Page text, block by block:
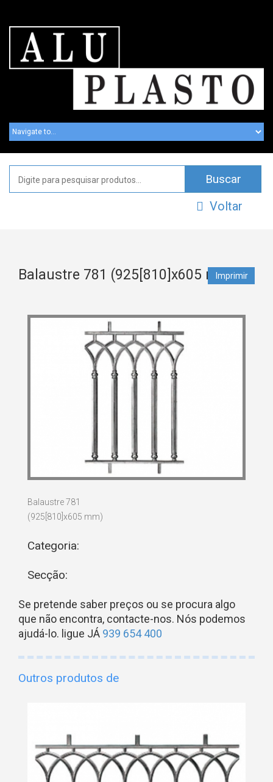
Voltar
Balaustre 781 (925[810]x605 mm)
Imprimir
Balaustre 781
(925[810]x605 mm)
Categoria:
Secção:
Se pretende saber preços ou se procura algo
que não encontra, contacte-nos. Nós podemos
ajudá-lo. ligue JÁ 939 654 400
Outros produtos de